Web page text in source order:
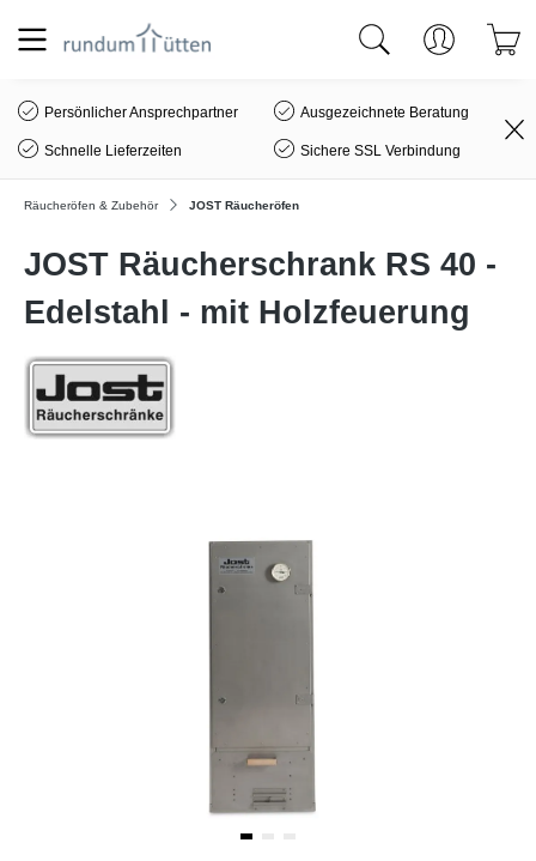
springen
Persönlicher Ansprechpartner Ausgezeichnete Beratung
Schnelle Lieferzeiten Sichere SSL Verbindung
Räucheröfen & Zubehör JOST Räucheröfen
JOST Räucherschrank RS 40 -
Edelstahl - mit Holzfeuerung